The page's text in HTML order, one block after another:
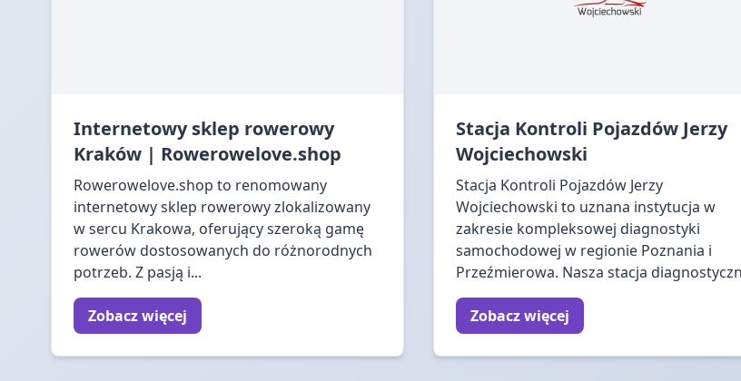
Internetowy sklep rowerowy
Kraków | Rowerowelove.shop
Rowerowelove.shop to renomowany
internetowy sklep rowerowy zlokalizowany
w sercu Krakowa, oferujący szeroką gamę
rowerów dostosowanych do różnorodnych
potrzeb. Z pasją i...
Zobacz więcej
Stacja Kontroli Pojazdów Jerzy
Wojciechowski
Stacja Kontroli Pojazdów Jerzy
Wojciechowski to uznana instytucja w
zakresie kompleksowej diagnostyki
samochodowej w regionie Poznania i
Przeźmierowa. Nasza stacja
Zobacz więcej